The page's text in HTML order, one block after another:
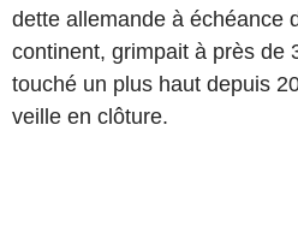
dette allemande à échéance
continent, grimpait à près de
touché un plus haut depuis
veille en clôture.